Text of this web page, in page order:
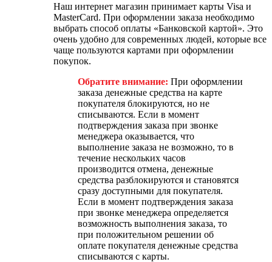
Наш интернет магазин принимает карты Visa и
MasterCard. При оформлении заказа необходимо
выбрать способ оплаты «Банковской картой». Это
очень удобно для современных людей, которые все
чаще пользуются картами при оформлении
покупок.
Обратите внимание: При оформлении
заказа денежные средства на карте
покупателя блокируются, но не
списываются. Если в момент
подтверждения заказа при звонке
менеджера оказывается, что
выполнение заказа не возможно, то в
течение нескольких часов
производится отмена, денежные
средства разблокируются и становятся
сразу доступными для покупателя.
Если в момент подтверждения заказа
при звонке менеджера определяется
возможность выполнения заказа, то
при положительном решении об
оплате покупателя денежные средства
списываются с карты.